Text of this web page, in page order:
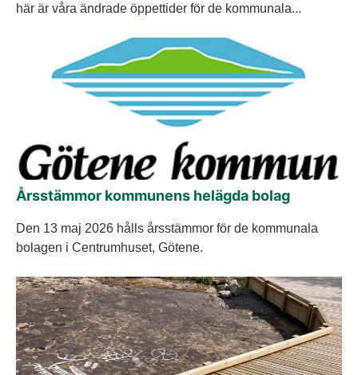
här är våra ändrade öppettider för de kommunala...
Årsstämmor kommunens helägda bolag
Den 13 maj 2026 hålls årsstämmor för de kommunala
bolagen i Centrumhuset, Götene.